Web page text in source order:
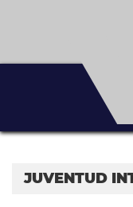
JUVENTUD